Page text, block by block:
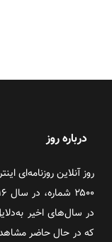
درباره روز
در سال‌های اخیر
که در حال حاضر